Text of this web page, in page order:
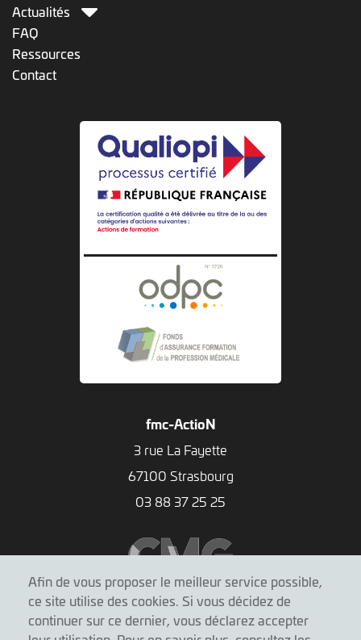
Actualités
FAQ
Ressources
Contact
fmc-ActioN
3 rue La Fayette
67100 Strasbourg
03 88 37 25 25
Afin de vous proposer le meilleur service possible,
ce site utilise des cookies. Si vous décidez de
continuer sur ce dernier, vous déclarez accepter